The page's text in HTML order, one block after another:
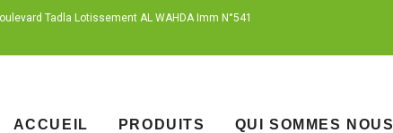
Tadla Lotissement AL WAHDA Imm N°541
ACCUEIL PRODUITS QUI SOMMES NOUS